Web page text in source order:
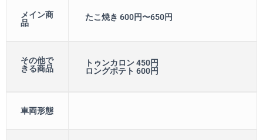
メイン商
品
たこ焼き 600円〜650円
その他で
きる商品
トゥンカロン 450円
ロングポテト 600円
車両形態